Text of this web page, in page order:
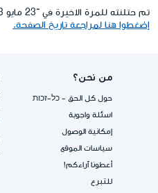
تم حتلنته للمرة الاخيرة في ־23 مايو 2023, 13:39
إضغطوا هنا لمراجعة تاريخ الصفحة.
من نحن؟
حول كل الحق - כל-זכות
اسئلة واجوبة
إمكانية الوصول
سياسات الموقع
أعطونا آراءكم!
للتبرع